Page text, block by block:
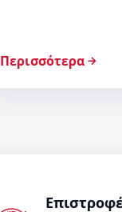
Περισσότερα